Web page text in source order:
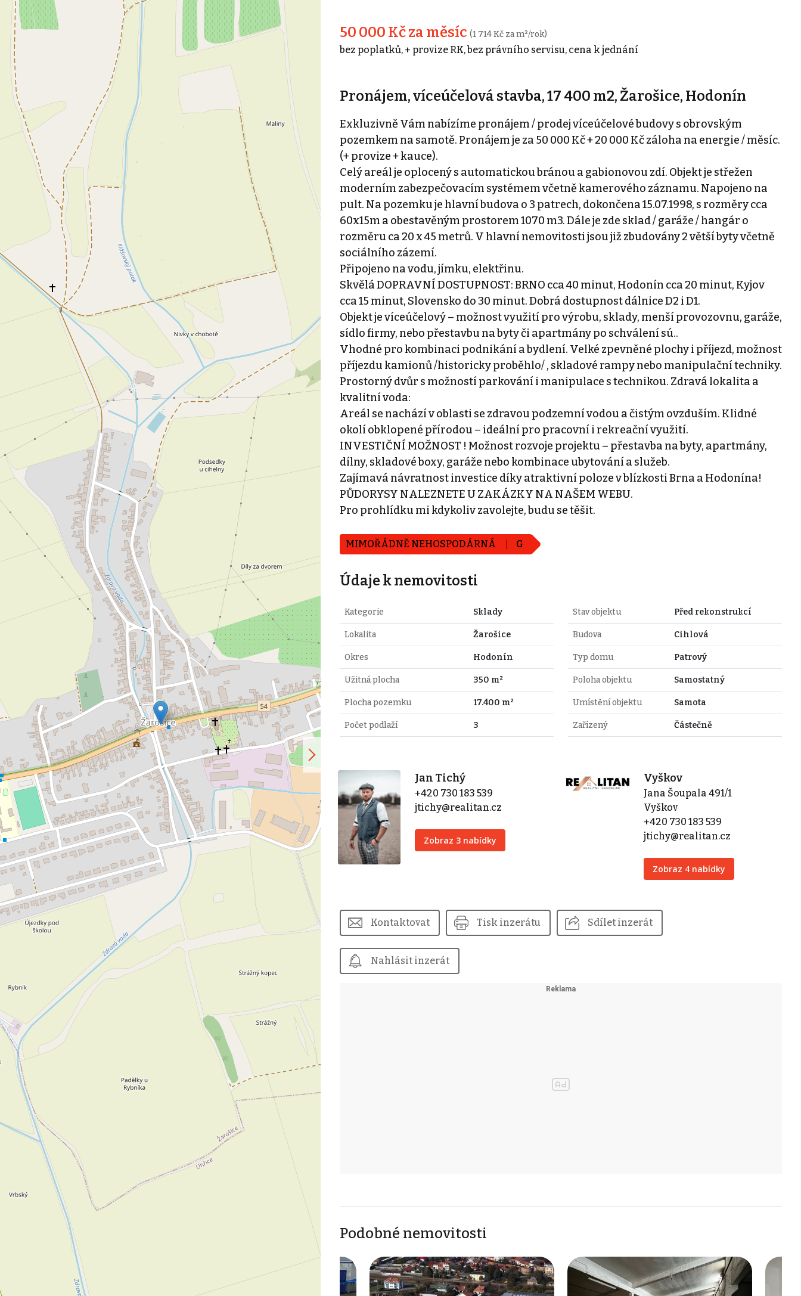
50 000 Kč za měsíc (1 714 Kč za m²/rok)
bez poplatků, + provize RK, bez právního servisu, cena k jednání
Pronájem, víceúčelová stavba, 17 400 m2, Žarošice, Hodonín
Exkluzivně Vám nabízíme pronájem / prodej víceúčelové budovy s obrovským
pozemkem na samotě. Pronájem je za 50 000 Kč + 20 000 Kč záloha na energie / měsíc.
(+ provize + kauce).
Celý areál je oplocený s automatickou bránou a gabionovou zdí. Objekt je střežen
moderním zabezpečovacím systémem včetně kamerového záznamu. Napojeno na
pult. Na pozemku je hlavní budova o 3 patrech, dokončena 15.07.1998, s rozměry cca
60x15m a obestavěným prostorem 1070 m3. Dále je zde sklad / garáže / hangár o
rozměru ca 20 x 45 metrů. V hlavní nemovitosti jsou již zbudovány 2 větší byty včetně
sociálního zázemí.
Připojeno na vodu, jímku, elektřinu.
Skvělá DOPRAVNÍ DOSTUPNOST: BRNO cca 40 minut, Hodonín cca 20 minut, Kyjov
cca 15 minut, Slovensko do 30 minut. Dobrá dostupnost dálnice D2 i D1.
Objekt je víceúčelový – možnost využití pro výrobu, sklady, menší provozovnu, garáže,
sídlo firmy, nebo přestavbu na byty či apartmány po schválení sú..
Vhodné pro kombinaci podnikání a bydlení. Velké zpevněné plochy i příjezd, možnost
příjezdu kamionů /historicky proběhlo/ , skladové rampy nebo manipulační techniky.
Prostorný dvůr s možností parkování i manipulace s technikou. Zdravá lokalita a
kvalitní voda:
Areál se nachází v oblasti se zdravou podzemní vodou a čistým ovzduším. Klidné
okolí obklopené přírodou – ideální pro pracovní i rekreační využití.
INVESTIČNÍ MOŽNOST ! Možnost rozvoje projektu – přestavba na byty, apartmány,
dílny, skladové boxy, garáže nebo kombinace ubytování a služeb.
Zajímavá návratnost investice díky atraktivní poloze v blízkosti Brna a Hodonína!
PŮDORYSY NALEZNETE U ZAKÁZKY NA NAŠEM WEBU.
Pro prohlídku mi kdykoliv zavolejte, budu se těšit.
MIMOŘÁDNĚ NEHOSPODÁRNÁ G
Údaje k nemovitosti
Kategorie Sklady
Lokalita Žarošice
Okres Hodonín
Užitná plocha 350 m²
Plocha pozemku 17.400 m²
Počet podlaží 3
Stav objektu Před rekonstrukcí
Budova Cihlová
Typ domu Patrový
Poloha objektu Samostatný
Umístění objektu Samota
Zařízený Částečně
Jan Tichý
+420 730 183 539
jtichy@realitan.cz
Zobraz 3 nabídky
Vyškov
Jana Šoupala 491/1
Vyškov
+420 730 183 539
jtichy@realitan.cz
Zobraz 4 nabídky
Kontaktovat Tisk inzerátu Sdílet inzerát
Nahlásit inzerát
Podobné nemovitosti